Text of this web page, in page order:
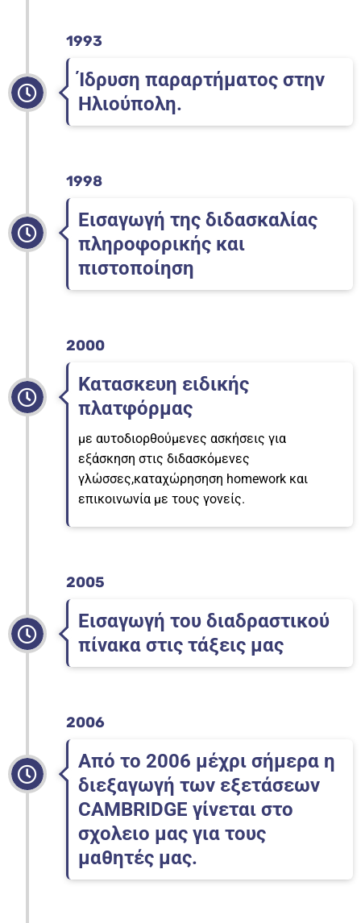
1993
Ίδρυση παραρτήματος στην
Ηλιούπολη.
1998
Εισαγωγή της διδασκαλίας
πληροφορικής και
πιστοποίηση
2000
Κατασκευη ειδικής
πλατφόρμας
με αυτοδιορθούμενες ασκήσεις για
εξάσκηση στις διδασκόμενες
γλώσσες,καταχώρησηση homework και
επικοινωνία με τους γονείς.
2005
Εισαγωγή του διαδραστικού
πίνακα στις τάξεις μας
2006
Από το 2006 μέχρι σήμερα η
διεξαγωγή των εξετάσεων
CAMBRIDGE γίνεται στο
σχολειο μας για τους
μαθητές μας.